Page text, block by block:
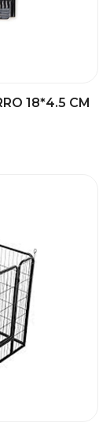
18*4.5 CM